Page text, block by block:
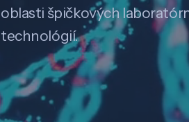
oblasti špičkových
technológií.